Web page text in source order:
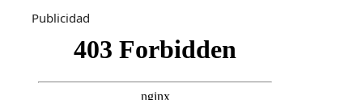
Publicidad